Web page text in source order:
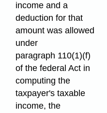
income and a
deduction for that
amount was allowed
under
paragraph 110(1)⁠(f)
of the federal Act in
computing the
taxpayer's taxable
income, the